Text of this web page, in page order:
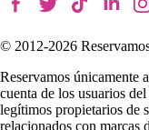
© 2012-2026
Reservamos únicamente
cuenta de los usuarios
legítimos propietarios de
relacionados con marcas